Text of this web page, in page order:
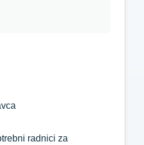
radnici za